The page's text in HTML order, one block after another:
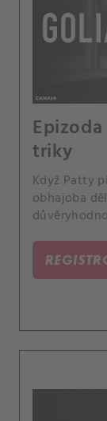
triky
Když Patty
obhajoba